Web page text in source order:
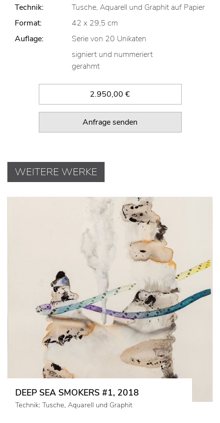
Technik:
Tusche, Aquarell und Graphit auf Papier
Format:
42 x 29,5 cm
Auflage:
Serie von 20 Unikaten
signiert und nummeriert
gerahmt
2.950,00 €
Anfrage senden
WEITERE WERKE
DEEP SEA SMOKERS #1, 2018
Technik: Tusche, Aquarell und Graphit